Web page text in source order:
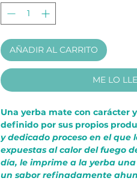
AÑADIR AL CARRITO
ME LO
Una yerba mate con carácter
definido por sus propios
y dedicado proceso en el que
expuestas al calor del fuego
día, le imprime a la yerba
un sabor refinadamente